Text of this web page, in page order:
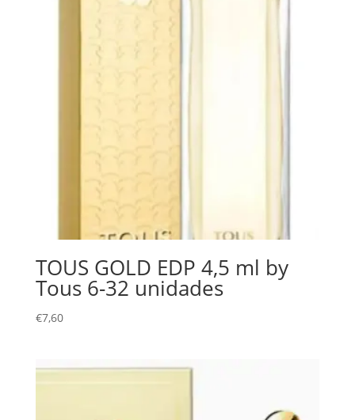
TOUS GOLD EDP 4,5 ml by
Tous 6-32 unidades
€7,60